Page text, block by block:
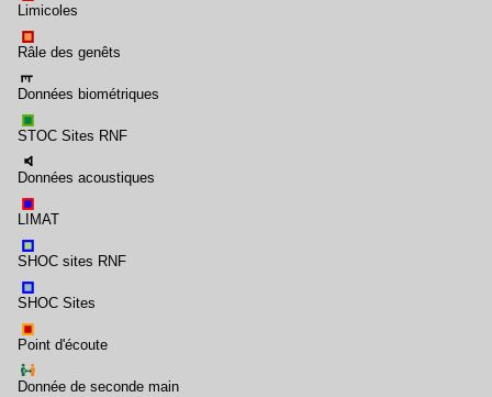
Limicoles
Râle des genêts
Données biométriques
STOC Sites RNF
Données acoustiques
LIMAT
SHOC sites RNF
SHOC Sites
Point d'écoute
Donnée de seconde main